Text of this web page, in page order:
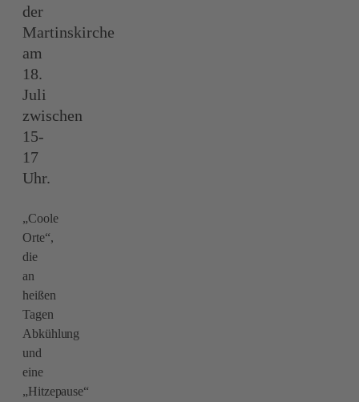
der
Martinskirche
am
18.
Juli
zwischen
15-
17
Uhr.
„Coole
Orte“,
die
an
heißen
Tagen
Abkühlung
und
eine
„Hitzepause“